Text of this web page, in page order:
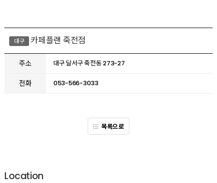
대구 카페플랜 죽전점
주소 대구 달서구 죽전동 273-27
전화 053-566-3033
목록으로
Location